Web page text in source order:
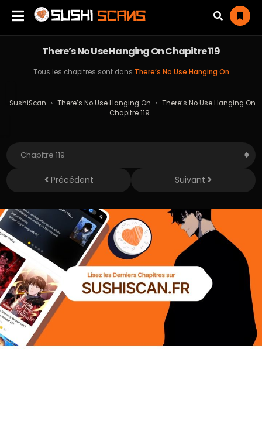
There’s No Use Hanging On Chapitre 119
Tous les chapitres sont dans There’s No Use Hanging On
SushiScan › There’s No Use Hanging On › There’s No Use Hanging On
Chapitre 119
Précédent Suivant